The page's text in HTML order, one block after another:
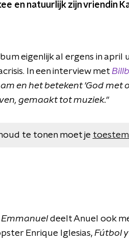
en natuurlijk zijn vriendin
eigenlijk al ergens in
In een interview met
en het betekent 'God met
gemaakt tot muziek."
te tonen moet je
Emmanueldeelt Anuel ook
Enrique Iglesias, Fútbol